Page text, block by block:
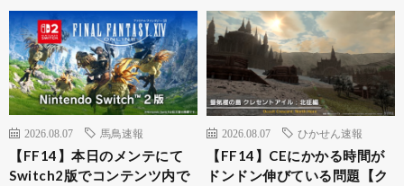
2026.08.07 馬鳥速報
【FF14】本日のメンテにて
Switch2版でコンテンツ内で
2026.08.07 ひかせん速報
【FF14】CEにかかる時間が
ドンドン伸びている問題【ク